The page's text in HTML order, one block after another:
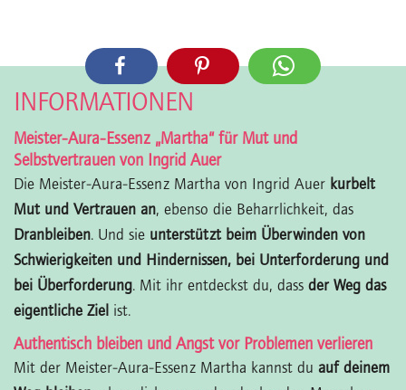
INFORMATIONEN
Meister-Aura-Essenz „Martha“ für Mut und
Selbstvertrauen von Ingrid Auer
Die Meister-Aura-Essenz Martha von Ingrid Auer kurbelt
Mut und Vertrauen an, ebenso die Beharrlichkeit, das
Dranbleiben. Und sie unterstützt beim Überwinden von
Schwierigkeiten und Hindernissen, bei Unterforderung und
bei Überforderung. Mit ihr entdeckst du, dass der Weg das
eigentliche Ziel ist.
Authentisch bleiben und Angst vor Problemen verlieren
Mit der Meister-Aura-Essenz Martha kannst du auf deinem